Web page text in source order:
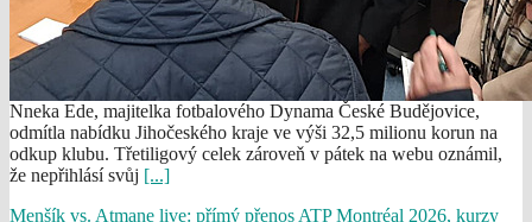
Nneka Ede, majitelka fotbalového Dynama České Budějovice,
odmítla nabídku Jihočeského kraje ve výši 32,5 milionu korun na
odkup klubu. Třetiligový celek zároveň v pátek na webu oznámil,
že nepřihlásí svůj [...]
Menšík vs. Atmane live: přímý přenos ATP Montréal 2026, kurzy